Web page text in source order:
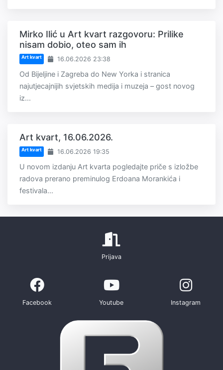
Mirko Ilić u Art kvart razgovoru: Prilike
nisam dobio, oteo sam ih
Art kvart 16.06.2026 23:38
Od Bijeljine i Zagreba do New Yorka i stranica
najutjecajnijih svjetskih medija i muzeja – gost novog
iz...
Art kvart, 16.06.2026.
Art kvart 16.06.2026 19:35
U novom izdanju Art kvarta pogledajte priče s izložbe
radova prerano preminulog Erdoana Morankića i
festivala...
Prijava
Facebook Youtube Instagram